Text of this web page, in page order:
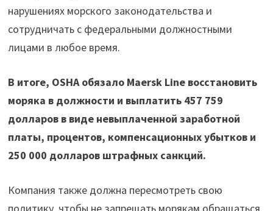
нарушениях морского законодательства и
сотрудничать с федеральными должностными
лицами в любое время.
В итоге, OSHA обязало Maersk Line восстановить
моряка в должности и выплатить 457 759
долларов в виде невыплаченной заработной
платы, процентов, компенсационных убытков и
250 000 долларов штрафных санкций.
Компания также должна пересмотреть свою